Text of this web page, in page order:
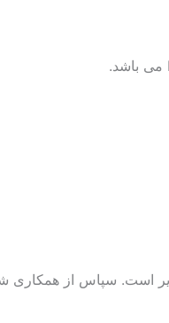
است. سپاس از همکاری